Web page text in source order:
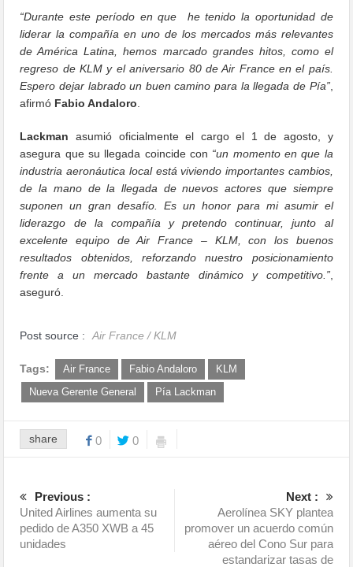
“Durante este período en que he tenido la oportunidad de
liderar la compañía en uno de los mercados más relevantes
de América Latina, hemos marcado grandes hitos, como el
regreso de KLM y el aniversario 80 de Air France en el país.
Espero dejar labrado un buen camino para la llegada de Pía”,
afirmó Fabio Andaloro
Lackman asumió oficialmente el cargo el 1 de agosto, y
asegura que su llegada coincide con “un momento en que la
industria aeronáutica local está viviendo importantes cambios,
de la mano de la llegada de nuevos actores que siempre
suponen un gran desafío. Es un honor para mi asumir el
liderazgo de la compañía y pretendo continuar, junto al
excelente equipo de Air France – KLM, con los buenos
resultados obtenidos, reforzando nuestro posicionamiento
frente a un mercado bastante dinámico y competitivo.”,
aseguró.
Post source : Air France / KLM
Tags: Air France Fabio Andaloro
KLM
Nueva Gerente General
Pía Lackman
share 0 0
Previous :
United Airlines aumenta su
pedido de A350 XWB a 45
unidades
Next :
Aerolínea SKY plantea
promover un acuerdo común
aéreo del Cono Sur para
estandarizar tasas de